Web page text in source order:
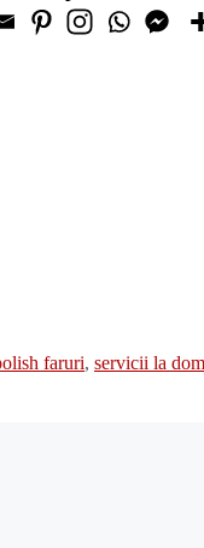
faruri, servicii la